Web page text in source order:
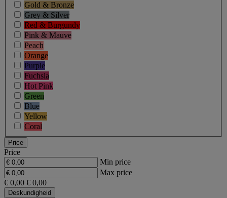
Gold & Bronze
Grey & Silver
Red & Burgundy
Pink & Mauve
Peach
Orange
Purple
Fuchsia
Hot Pink
Green
Blue
Yellow
Coral
Price
Price
Min price
Max price
€ 0,00 € 0,00
Deskundigheid